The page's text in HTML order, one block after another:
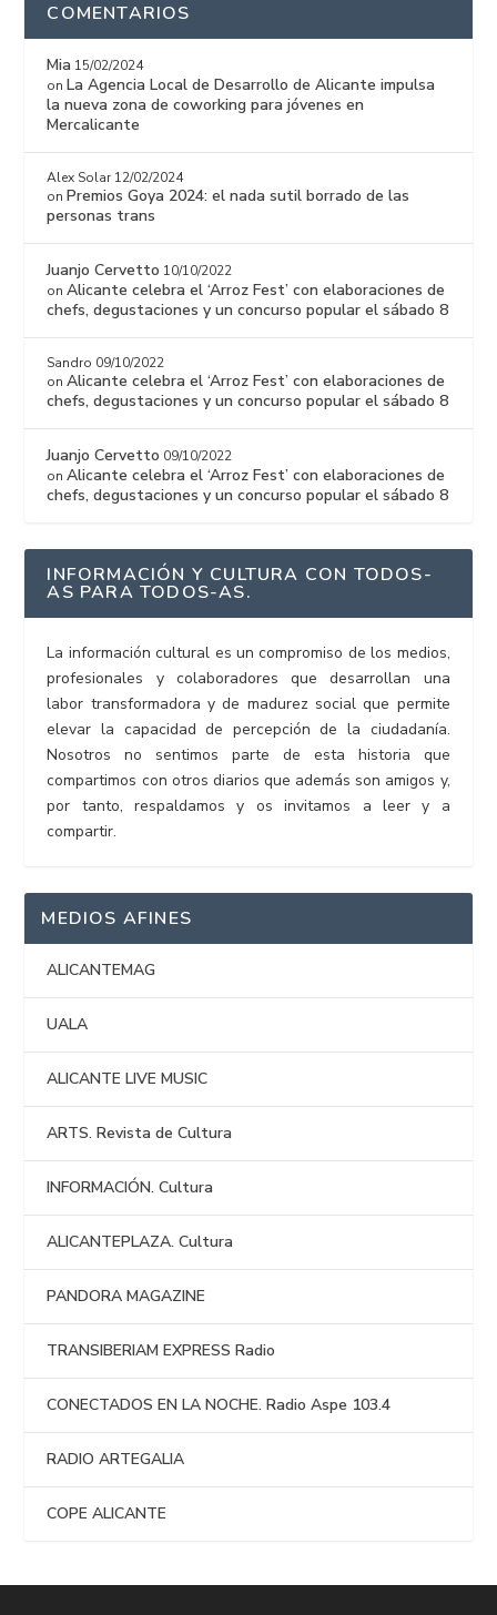
COMENTARIOS
Mia 15/02/2024
on La Agencia Local de Desarrollo de Alicante impulsa
la nueva zona de coworking para jóvenes en
Mercalicante
Alex Solar 12/02/2024
on Premios Goya 2024: el nada sutil borrado de las
personas trans
Juanjo Cervetto 10/10/2022
onAlicante celebra el ‘Arroz Fest’ con elaboraciones de
chefs, degustaciones y un concurso popular el sábado 8
Sandro 09/10/2022
onAlicante celebra el ‘Arroz Fest’ con elaboraciones de
chefs, degustaciones y un concurso popular el sábado 8
Juanjo Cervetto 09/10/2022
onAlicante celebra el ‘Arroz Fest’ con elaboraciones de
chefs, degustaciones y un concurso popular el sábado 8
INFORMACIÓN Y CULTURA CON TODOS-
AS PARA TODOS-AS.
La información cultural es un compromiso de los medios,
profesionales y colaboradores que desarrollan una
labor transformadora y de madurez social que permite
elevar la capacidad de percepción de la ciudadanía.
Nosotros no sentimos parte de esta historia que
compartimos con otros diarios que además son amigos y,
por tanto, respaldamos y os invitamos a leer y a
compartir.
MEDIOS AFINES
ALICANTEMAG
UALA
ALICANTE LIVE MUSIC
ARTS. Revista de Cultura
INFORMACIÓN. Cultura
ALICANTEPLAZA. Cultura
PANDORA MAGAZINE
TRANSIBERIAM EXPRESS Radio
CONECTADOS EN LA NOCHE. Radio Aspe 103.4
RADIO ARTEGALIA
COPE ALICANTE